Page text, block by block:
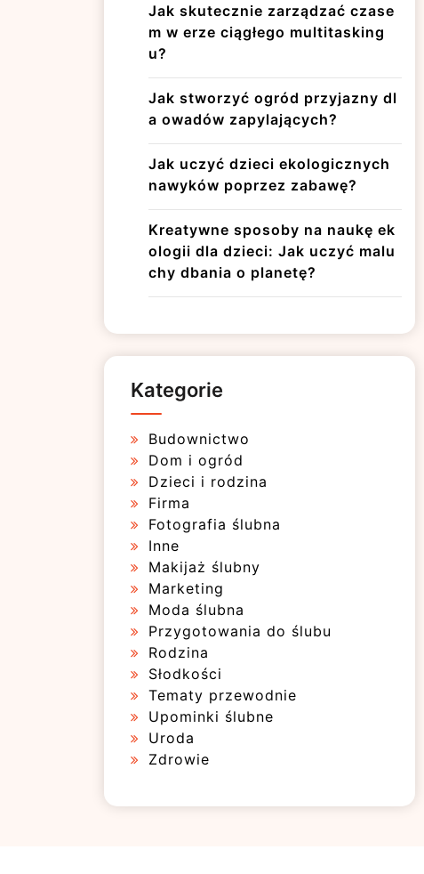
Jak skutecznie zarządzać czase
m w erze ciągłego multitasking
u?
Jak stworzyć ogród przyjazny dl
a owadów zapylających?
Jak uczyć dzieci ekologicznych
nawyków poprzez zabawę?
Kreatywne sposoby na naukę ek
ologii dla dzieci: Jak uczyć malu
chy dbania o planetę?
Kategorie
Budownictwo
Dom i ogród
Dzieci i rodzina
Firma
Fotografia ślubna
Inne
Makijaż ślubny
Marketing
Moda ślubna
Przygotowania do ślubu
Rodzina
Słodkości
Tematy przewodnie
Upominki ślubne
Uroda
Zdrowie